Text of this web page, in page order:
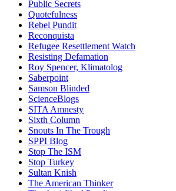
Public Secrets
Quotefulness
Rebel Pundit
Reconquista
Refugee Resettlement Watch
Resisting Defamation
Roy Spencer, Klimatolog
Saberpoint
Samson Blinded
ScienceBlogs
SITA Amnesty
Sixth Column
Snouts In The Trough
SPPI Blog
Stop The ISM
Stop Turkey
Sultan Knish
The American Thinker